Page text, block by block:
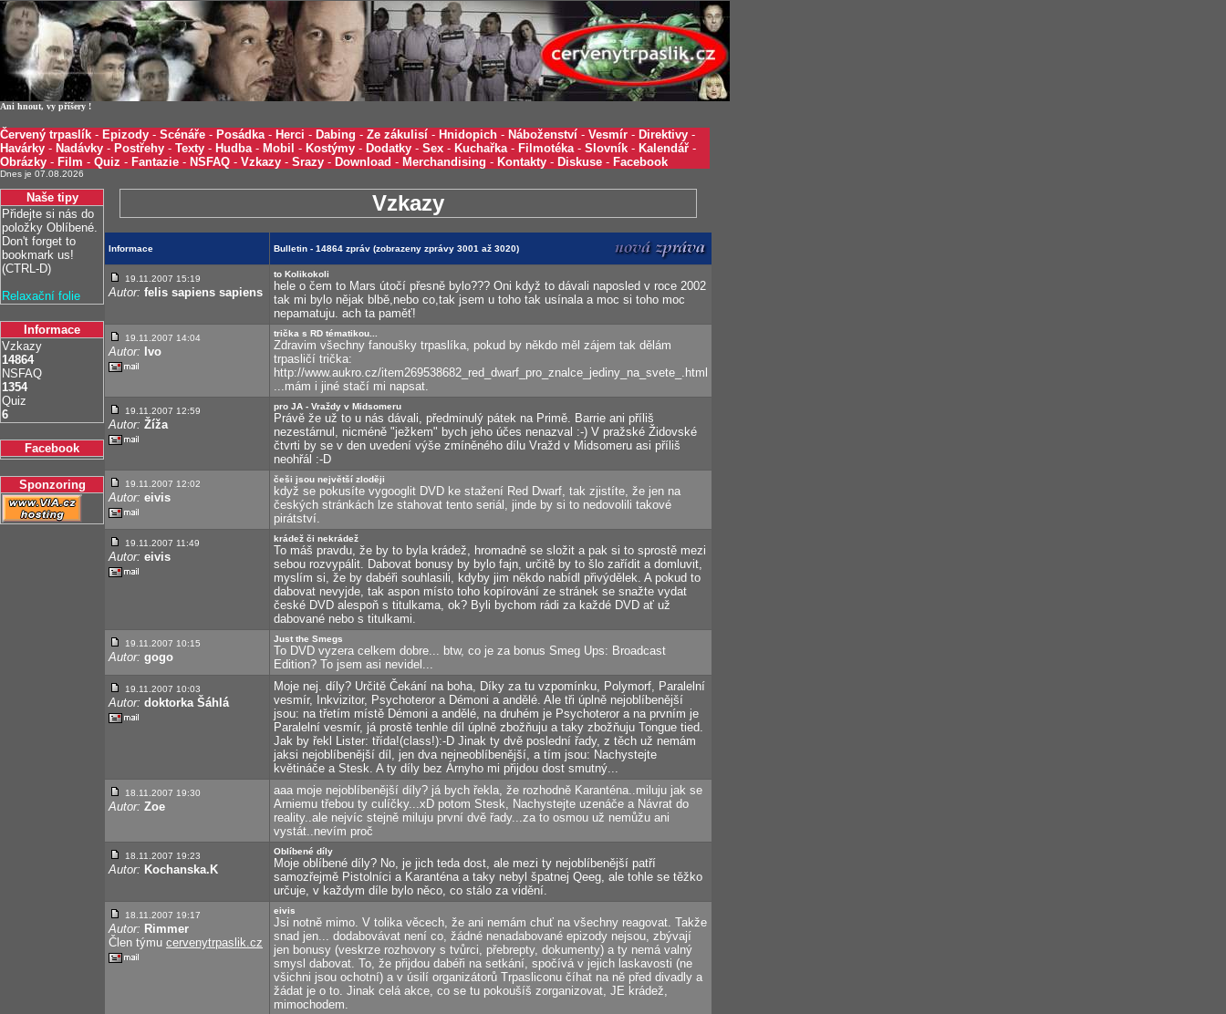
Ani hnout, vy příšery !
Červený trpaslík - Epizody - Scénáře - Posádka- Herci - Dabing - Ze zákulisí - Hnidopich - Náboženství - Vesmír - Direktivy -
Havárky - Nadávky - Postřehy - Texty - Hudba- Mobil - Kostýmy - Dodatky - Sex - Kuchařka- Filmotéka- Slovník - Kalendář -
Obrázky - Film - Quiz - Fantazie - NSFAQ - Vzkazy - Srazy - Download - Merchandising - Kontakty - Diskuse - Facebook
Dnes je 07.08.2026
Naše tipy
Přidejte si nás do
položky Oblíbené.
Don't forget to
bookmark us!
(CTRL-D)
Relaxační folie
Informace
Vzkazy
14864
NSFAQ
1354
Quiz
6
Facebook
Sponzoring
Vzkazy
Informace Bulletin - 14864 zpráv (zobrazeny zprávy 3001 až 3020)
19.11.2007 15:19
Autor: felis sapiens sapiens
to Kolikokoli
hele o čem to Mars útočí přesně bylo??? Oni když to dávali naposled v roce 2002
tak mi bylo nějak blbě,nebo co,tak jsem u toho tak usínala a moc si toho moc
nepamatuju. ach ta paměť!
19.11.2007 14:04
Autor: Ivo
trička s RD tématikou...
Zdravim všechny fanoušky trpaslíka, pokud by někdo měl zájem tak dělám
trpasličí trička:
http://www.aukro.cz/item269538682_red_dwarf_pro_znalce_jediny_na_svete_.html
...mám i jiné stačí mi napsat.
19.11.2007 12:59
Autor: Žíža
pro JA - Vraždy v Midsomeru
Právě že už to u nás dávali, předminulý pátek na Primě. Barrie ani příliš
nezestárnul, nicméně "ježkem" bych jeho účes nenazval :-) V pražské Židovské
čtvrti by se v den uvedení výše zmíněného dílu Vražd v Midsomeru asi příliš
neohřál :-D
19.11.2007 12:02
Autor: eivis
češi jsou největší zloději
když se pokusíte vygooglit DVD ke stažení Red Dwarf, tak zjistíte, že jen na
českých stránkách lze stahovat tento seriál, jinde by si to nedovolili takové
pirátství.
19.11.2007 11:49
Autor: eivis
krádež či nekrádež
To máš pravdu, že by to byla krádež, hromadně se složit a pak si to sprostě mezi
sebou rozvypálit. Dabovat bonusy by bylo fajn, určitě by to šlo zařídit a domluvit,
myslím si, že by dabéři souhlasili, kdyby jim někdo nabídl přivýdělek. A pokud to
dabovat nevyjde, tak aspon místo toho kopírování ze stránek se snažte vydat
české DVD alespoň s titulkama, ok? Byli bychom rádi za každé DVD ať už
dabované nebo s titulkami.
19.11.2007 10:15
Autor: gogo
Just the Smegs
To DVD vyzera celkem dobre... btw, co je za bonus Smeg Ups: Broadcast
Edition? To jsem asi nevidel...
19.11.2007 10:03
Autor: doktorka Šáhlá
Moje nej. díly? Určitě Čekání na boha, Díky za tu vzpomínku, Polymorf, Paralelní
vesmír, Inkvizitor, Psychoteror a Démoni a andělé. Ale tři úplně nejoblíbenější
jsou: na třetím místě Démoni a andělé, na druhém je Psychoteror a na prvním je
Paralelní vesmír, já prostě tenhle díl úplně zbožňuju a taky zbožňuju Tongue tied.
Jak by řekl Lister: třída!(class!):-D Jinak ty dvě poslední řady, z těch už nemám
jaksi nejoblíbenější díl, jen dva nejneoblíbenější, a tím jsou: Nachystejte
květináče a Stesk. A ty díly bez Árnyho mi přijdou dost smutný...
18.11.2007 19:30
Autor: Zoe
aaa moje nejoblíbenější díly? já bych řekla, že rozhodně Karanténa..miluju jak se
Arniemu třebou ty culíčky...xD potom Stesk, Nachystejte uzenáče a Návrat do
reality..ale nejvíc stejně miluju první dvě řady...za to osmou už nemůžu ani
vystát..nevím proč
18.11.2007 19:23
Autor: Kochanska.K
Oblíbené díly
Moje oblíbené díly? No, je jich teda dost, ale mezi ty nejoblíbenější patří
samozřejmě Pistolníci a Karanténa a taky nebyl špatnej Qeeg, ale tohle se těžko
určuje, v každym díle bylo něco, co stálo za vidění.
18.11.2007 19:17
Autor: Rimmer
Člen týmu cervenytrpaslik.cz
eivis
Jsi notně mimo. V tolika věcech, že ani nemám chuť na všechny reagovat. Takže
snad jen... dodabovávat není co, žádné nenadabované epizody nejsou, zbývají
jen bonusy (veskrze rozhovory s tvůrci, přebrepty, dokumenty) a ty nemá valný
smysl dabovat. To, že přijdou dabéři na setkání, spočívá v jejich laskavosti (ne
všichni jsou ochotní) a v úsilí organizátorů Trpasliconu číhat na ně před divadly a
žádat je o to. Jinak celá akce, co se tu pokoušíš zorganizovat, JE krádež,
mimochodem.